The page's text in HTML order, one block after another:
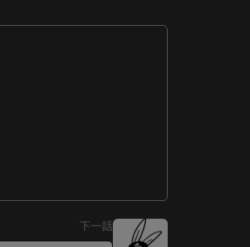
下一話